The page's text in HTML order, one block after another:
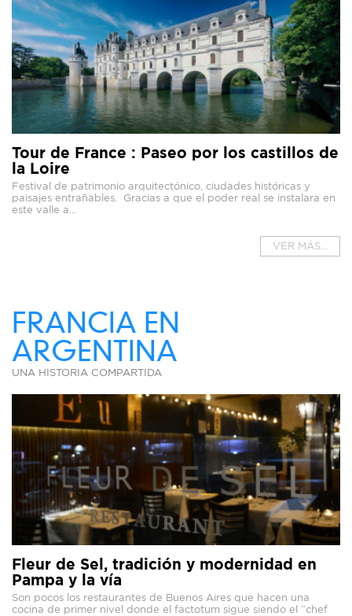
Tour de France : Paseo por los castillos de
la Loire⁣
Festival de patrimonio arquitectónico, ciudades históricas y
paisajes entrañables. ⁣ Gracias a que el poder real se instalara en
este valle a...
VER MÁS...
FRANCIA EN
ARGENTINA
UNA HISTORIA COMPARTIDA
Fleur de Sel, tradición y modernidad en
Pampa y la vía
Son pocos los restaurantes de Buenos Aires que hacen una
cocina de primer nivel donde el factotum sigue siendo el “chef